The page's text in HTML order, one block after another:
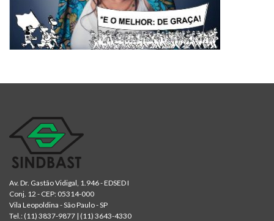
Av. Dr. Gastão Vidigal, 1.946 - EDSED I
Conj. 12 - CEP: 05314-000
Vila Leopoldina - São Paulo - SP
Tel.: (11) 3837-9877 | (11) 3643-4330